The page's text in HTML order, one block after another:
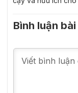
Bình luận